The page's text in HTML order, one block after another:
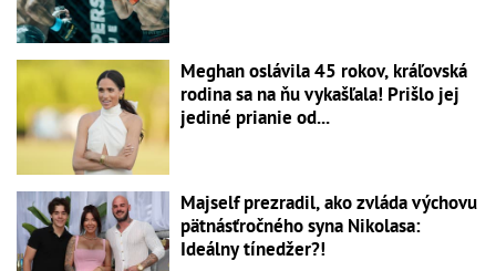
Meghan oslávila 45 rokov, kráľovská
rodina sa na ňu vykašľala! Prišlo jej
jediné prianie od...
Majself prezradil, ako zvláda výchovu
pätnásťročného syna Nikolasa:
Ideálny tínedžer?!